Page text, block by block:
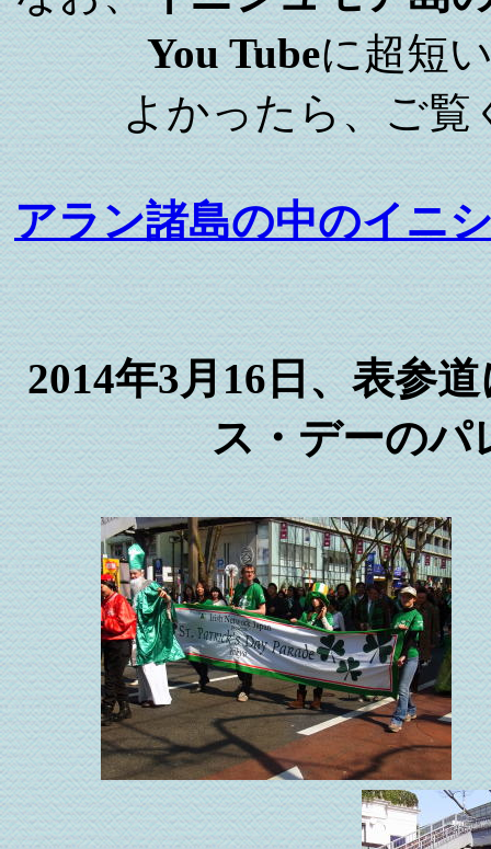
You Tubeに超短
よかったら、ご覧
アラン諸島の中のイニ
2014年3月16日、表参
ス・デーのパ